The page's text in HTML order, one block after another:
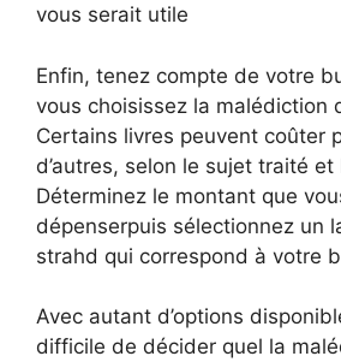
vous serait utile
Enfin, tenez compte de votre
vous choisissez la malédiction
Certains livres peuvent coûter
d’autres, selon le sujet traité et
Déterminez le montant que
dépenserpuis sélectionnez un
strahd qui correspond à votre
Avec autant d’options
difficile de décider quel la